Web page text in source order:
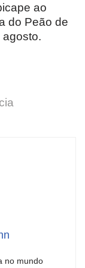
ao
do Peão de
agosto.
no mundo